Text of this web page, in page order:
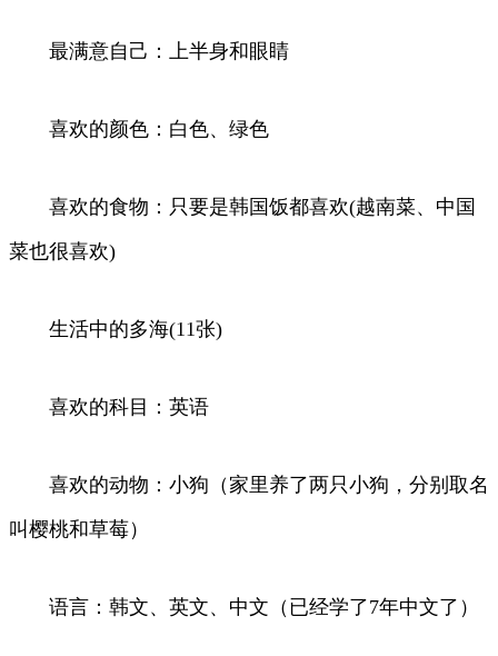
最满意自己：上半身和眼睛
喜欢的颜色：白色、绿色
喜欢的食物：只要是韩国饭都喜欢(越南菜、中国
菜也很喜欢)
生活中的多海(11张)
喜欢的科目：英语
喜欢的动物：小狗（家里养了两只小狗，分别取名
叫樱桃和草莓）
语言：韩文、英文、中文（已经学了7年中文了）